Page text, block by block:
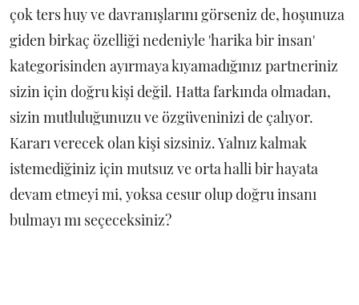
çok ters huy ve davranışlarını görseniz de, hoşunuza
giden birkaç özelliği nedeniyle 'harika bir insan'
kategorisinden ayırmaya kıyamadığınız partneriniz
sizin için doğru kişi değil. Hatta farkında olmadan,
sizin mutluluğunuzu ve özgüveninizi de çalıyor.
Kararı verecek olan kişi sizsiniz. Yalnız kalmak
istemediğiniz için mutsuz ve orta halli bir hayata
devam etmeyi mi, yoksa cesur olup doğru insanı
bulmayı mı seçeceksiniz?